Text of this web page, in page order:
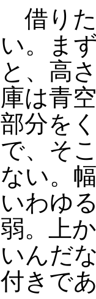
借りた
い。ま
と、高
庫は青
部分を
で、そ
ない。
いわゆ
弱。上
いんだ
付きであ